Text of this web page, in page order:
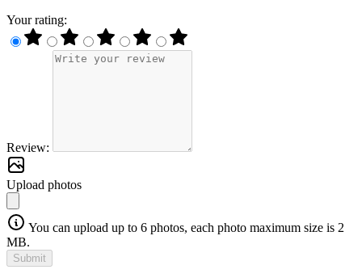
Your rating:
Review:
Upload photos
You can upload up to 6 photos, each photo maximum size is 2
MB.
Submit